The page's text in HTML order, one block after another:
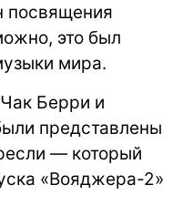
посвящения
это был
мира.
Берри и
представлены
— который
«Вояджера-2»